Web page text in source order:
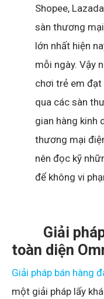
Shopee,
sàn thương
lớn nhất hiện
mỗi ngày. Vậy
chơi trẻ em đạt
qua các sàn
gian hàng kinh
thương mại
nên đọc kỹ
để không vi
Giải pháp
toàn diện
Giải pháp bán hàng
một giải pháp lấy